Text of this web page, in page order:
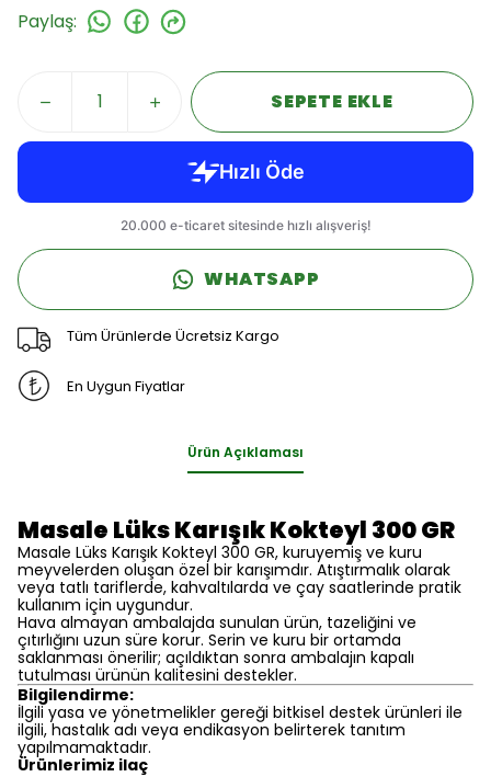
Paylaş:
SEPETE EKLE
WHATSAPP
Tüm Ürünlerde Ücretsiz Kargo
En Uygun Fiyatlar
Ürün Açıklaması
Masale Lüks Karışık Kokteyl 300 GR
Masale Lüks Karışık Kokteyl 300 GR, kuruyemiş ve kuru
meyvelerden oluşan özel bir karışımdır. Atıştırmalık olarak
veya tatlı tariflerde, kahvaltılarda ve çay saatlerinde pratik
kullanım için uygundur.
Hava almayan ambalajda sunulan ürün, tazeliğini ve
çıtırlığını uzun süre korur. Serin ve kuru bir ortamda
saklanması önerilir; açıldıktan sonra ambalajın kapalı
tutulması ürünün kalitesini destekler.
Bilgilendirme:
İlgili yasa ve yönetmelikler gereği bitkisel destek ürünleri ile
ilgili, hastalık adı veya endikasyon belirterek tanıtım
yapılmamaktadır.
Ürünlerimiz ilaç